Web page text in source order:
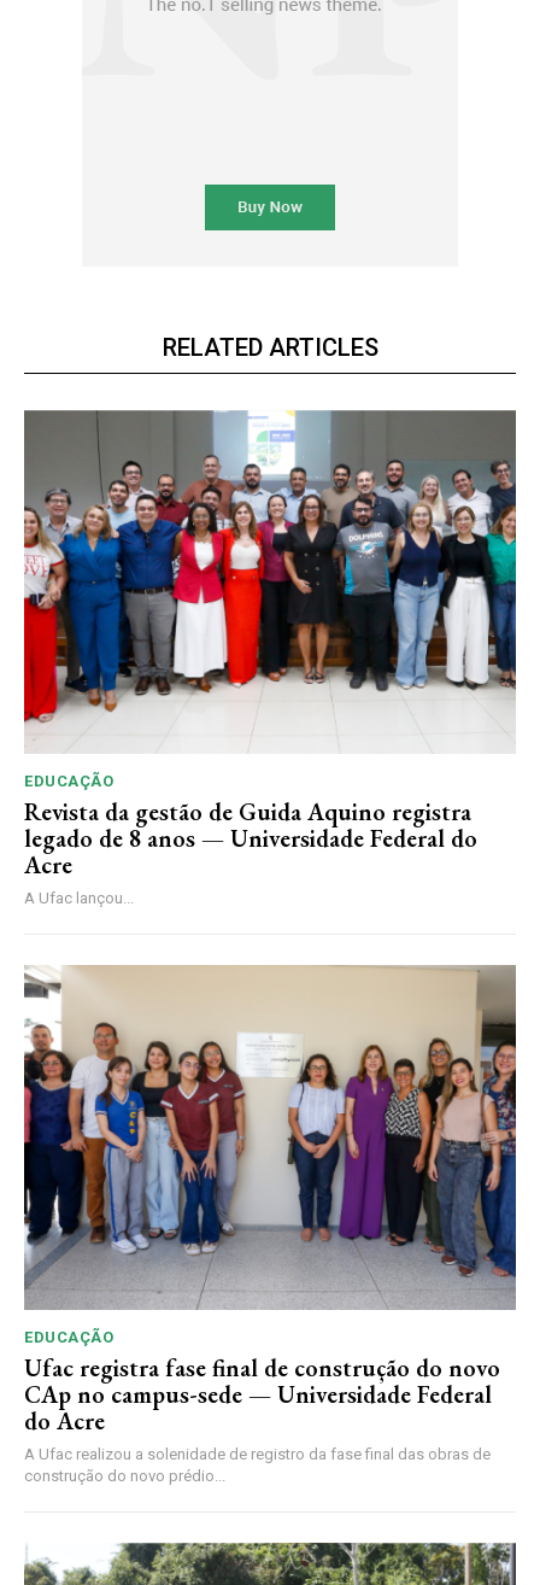
RELATED ARTICLES
EDUCAÇÃO
Revista da gestão de Guida Aquino registra
legado de 8 anos — Universidade Federal do
Acre
A Ufac lançou...
EDUCAÇÃO
Ufac registra fase final de construção do novo
CAp no campus-sede — Universidade Federal
do Acre
A Ufac realizou a solenidade de registro da fase final das obras de
construção do novo prédio...